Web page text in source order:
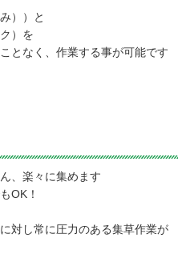
））と
）を
となく、作業する事が可能です
、楽々に集めます
OK！
対し常に圧力のある集草作業が